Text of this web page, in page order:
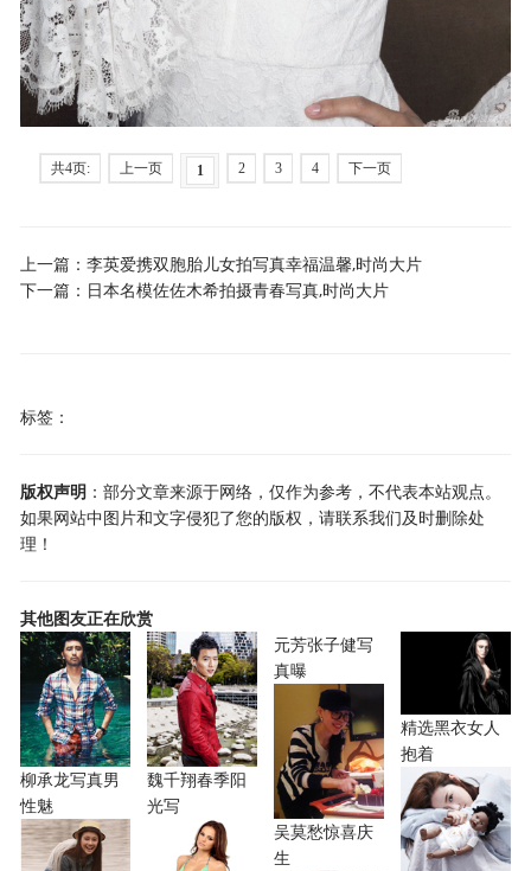
共4页: 上一页 1 2 3 4 下一页
上一篇：李英爱携双胞胎儿女拍写真幸福温馨,时尚大片
下一篇： 日本名模佐佐木希拍摄青春写真,时尚大片
标签：
版权声明 ：部分文章来源于网络，仅作为参考，不代表本站观点。
如果网站中图片和文字侵犯了您的版权，请联系我们及时删除处
理！
其他图友正在欣赏
柳承龙写真男
性魅
魏千翔春季阳
光写
元芳张子健写
真曝
吴莫愁惊喜庆
生
精选黑衣女人
抱着